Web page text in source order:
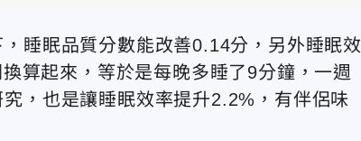
睡眠品質分數能改善0.14分，另外睡眠效
算起來，等於是每晚多睡了9分鐘，一週
，也是讓睡眠效率提升2.2%，有伴侶味